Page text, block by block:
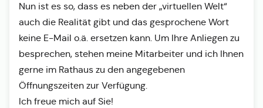
Nun ist es so, dass es neben der „virtuellen Welt“
auch die Realität gibt und das gesprochene Wort
keine E-Mail o.ä. ersetzen kann. Um Ihre Anliegen zu
besprechen, stehen meine Mitarbeiter und ich Ihnen
gerne im Rathaus zu den angegebenen
Öffnungszeiten zur Verfügung.
Ich freue mich auf Sie!